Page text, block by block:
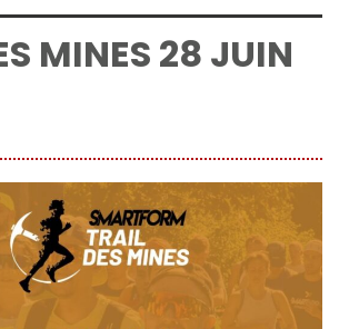
MINES 28 JUIN